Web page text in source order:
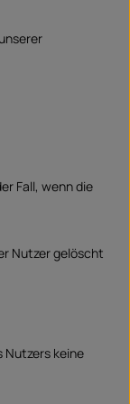
Fall, wenn die
Nutzer gelöscht
Nutzers keine